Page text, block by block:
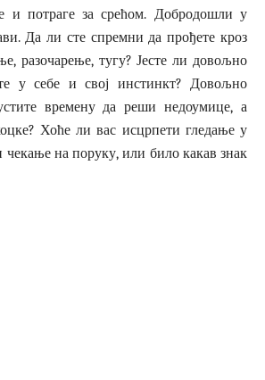
и потраге за срећом. Добродошли у
Да ли сте спремни да прођете кроз
разочарење, тугу? Јесте ли довољно
у себе и свој инстинкт? Довољно
времену да реши недоумице, а
Хоће ли вас исцрпети гледање у
на поруку, или било какав знак